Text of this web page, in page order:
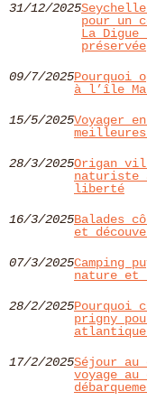
31/12/2025
pour un
La
09/7/2025Pourquoi
à l’île
15/5/2025Voyager
28/3/2025Origan
liberté
16/3/2025Balades
et
07/3/2025Camping
nature
28/2/2025Pourquoi
prigny
17/2/2025Séjour au
voyage